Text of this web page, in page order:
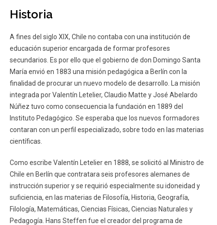
BIBLIOTECA
DEPARTAMENTOS
FACULTAD
Estudiantes
Académicos
Funcionarios
Historia
A fines del siglo XIX, Chile no contaba con una institución de
educación superior encargada de formar profesores
secundarios. Es por ello que el gobierno de don Domingo Santa
María envió en 1883 una misión pedagógica a Berlín con la
finalidad de procurar un nuevo modelo de desarrollo. La misión
integrada por Valentín Letelier, Claudio Matte y José Abelardo
Núñez tuvo como consecuencia la fundación en 1889 del
Instituto Pedagógico. Se esperaba que los nuevos formadores
contaran con un perfil especializado, sobre todo en las materias
científicas.
Como escribe Valentín Letelier en 1888, se solicitó al Ministro de
Chile en Berlín que contratara seis profesores alemanes de
instrucción superior y se requirió especialmente su idoneidad y
suficiencia, en las materias de Filosofía, Historia, Geografía,
Filología, Matemáticas, Ciencias Físicas, Ciencias Naturales y
Pedagogía. Hans Steffen fue el creador del programa de